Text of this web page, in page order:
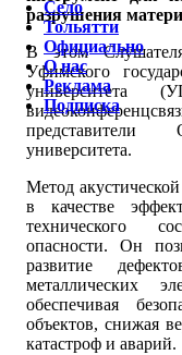
разрушения
В этом
Уфимского
представители
университета.
Метод
в качестве
технического
опасности. Он
развитие
металлических
обеспечивая
объектов, снижая
катастроф и аварий.
Село
Тольятти
Официально
О нас
Реклама
Подписка